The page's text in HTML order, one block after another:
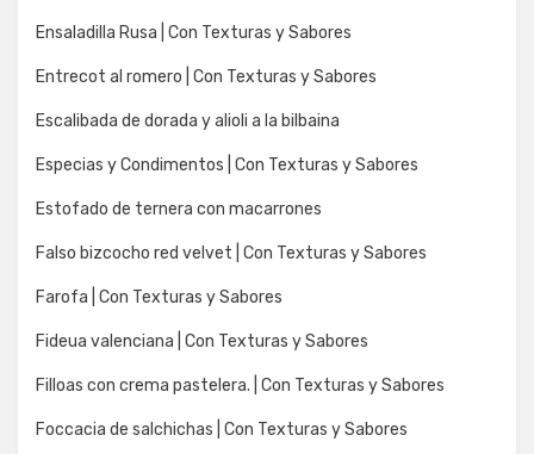
Ensaladilla Rusa | Con Texturas y Sabores
Entrecot al romero | Con Texturas y Sabores
Escalibada de dorada y alioli a la bilbaina
Especias y Condimentos | Con Texturas y Sabores
Estofado de ternera con macarrones
Falso bizcocho red velvet | Con Texturas y Sabores
Farofa | Con Texturas y Sabores
Fideua valenciana | Con Texturas y Sabores
Filloas con crema pastelera. | Con Texturas y Sabores
Foccacia de salchichas | Con Texturas y Sabores